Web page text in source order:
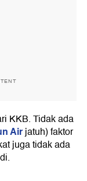
KKB. Tidak ada
Airjatuh) faktor
juga tidak ada